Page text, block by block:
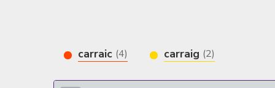
carraic (4) carraig (2)